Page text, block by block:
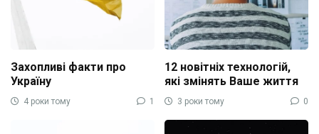
Захопливі факти про
Україну
4 роки тому 1
12 новітніх технологій,
які змінять Ваше життя
3 роки тому 0